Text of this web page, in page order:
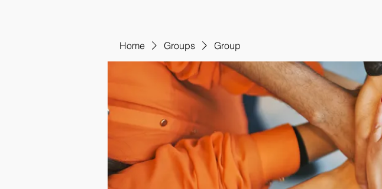
Home Groups Group